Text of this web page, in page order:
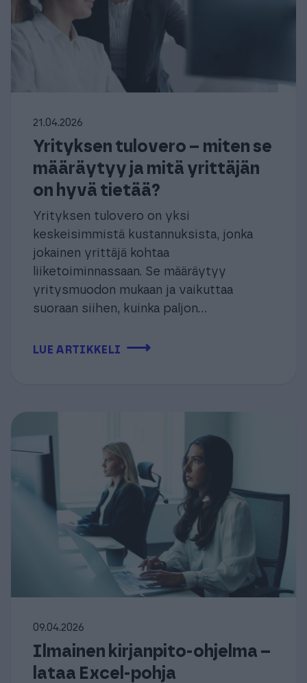
21.04.2026
Yrityksen tulovero – miten se
määräytyy ja mitä yrittäjän
on hyvä tietää?
Yrityksen tulovero on yksi
keskeisimmistä kustannuksista, jonka
jokainen yrittäjä kohtaa
liiketoiminnassaan. Se määräytyy
yritysmuodon mukaan ja vaikuttaa
suoraan siihen, kuinka paljon...
LUE ARTIKKELI ⟶
09.04.2026
Ilmainen kirjanpito-ohjelma –
lataa Excel-pohja